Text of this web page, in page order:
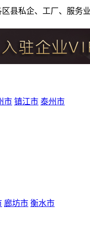
县私企、工厂、服
市 镇江市 泰州市
廊坊市 衡水市